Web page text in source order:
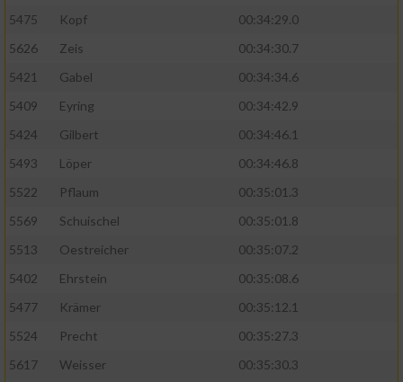
5475
Kopf
00:34:29.0
5626
Zeis
00:34:30.7
5421
Gabel
00:34:34.6
5409
Eyring
00:34:42.9
5424
Gilbert
00:34:46.1
5493
Löper
00:34:46.8
5522
Pflaum
00:35:01.3
5569
Schuischel
00:35:01.8
5513
Oestreicher
00:35:07.2
5402
Ehrstein
00:35:08.6
5477
Krämer
00:35:12.1
5524
Precht
00:35:27.3
5617
Weisser
00:35:30.3